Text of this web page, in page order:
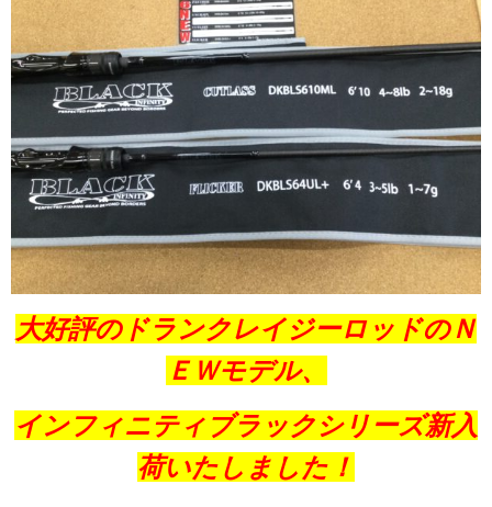
大好評のドランクレイジーロッドのＮ
ＥＷモデル、
インフィニティブラックシリーズ新入
荷いたしました！